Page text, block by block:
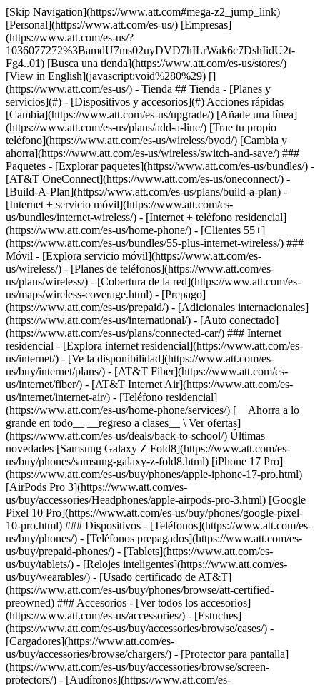
[Skip Navigation](https://www.att.com#mega-z2_jump_link) [Personal](https://www.att.com/es-us/) [Empresas](https://www.att.com/es-us/?1036077272%3BamdU7ms02uyDVD7hILrWak6c7DshIidU2t-Fg4..01) [Busca una tienda](https://www.att.com/es-us/stores/) [View in English](javascript:void%280%29) [](https://www.att.com/es-us/) - Tienda ## Tienda - [Planes y servicios](#) - [Dispositivos y accesorios](#) Acciones rápidas [Cambia](https://www.att.com/es-us/upgrade/) [Añade una línea](https://www.att.com/es-us/plans/add-a-line/) [Trae tu propio teléfono](https://www.att.com/es-us/wireless/byod/) [Cambia y ahorra](https://www.att.com/es-us/wireless/switch-and-save/) ### Paquetes - [Explorar paquetes](https://www.att.com/es-us/bundles/) - [AT&T OneConnect](https://www.att.com/es-us/oneconnect/) - [Build-A-Plan](https://www.att.com/es-us/plans/build-a-plan) - [Internet + servicio móvil](https://www.att.com/es-us/bundles/internet-wireless/) - [Internet + teléfono residencial](https://www.att.com/es-us/home-phone/) - [Clientes 55+](https://www.att.com/es-us/bundles/55-plus-internet-wireless/) ### Móvil - [Explora servicio móvil](https://www.att.com/es-us/wireless/) - [Planes de teléfonos](https://www.att.com/es-us/plans/wireless/) - [Cobertura de la red](https://www.att.com/es-us/maps/wireless-coverage.html) - [Prepago](https://www.att.com/es-us/prepaid/) - [Adicionales internacionales](https://www.att.com/es-us/international/) - [Auto conectado](https://www.att.com/es-us/plans/connected-car/) ### Internet residencial - [Explora internet residencial](https://www.att.com/es-us/internet/) - [Ve la disponibilidad](https://www.att.com/es-us/buy/internet/plans/) - [AT&T Fiber](https://www.att.com/es-us/internet/fiber/) - [AT&T Internet Air](https://www.att.com/es-us/internet/internet-air/) - [Teléfono residencial](https://www.att.com/es-us/home-phone/services/) [__Ahorra a lo grande en todo__ __regreso a clases__ \ Ver ofertas](https://www.att.com/es-us/deals/back-to-school/) Últimas novedades [Samsung Galaxy Z Fold8](https://www.att.com/es-us/buy/phones/samsung-galaxy-z-fold8.html) [iPhone 17 Pro](https://www.att.com/es-us/buy/phones/apple-iphone-17-pro.html) [AirPods Pro 3](https://www.att.com/es-us/buy/accessories/Headphones/apple-airpods-pro-3.html) [Google Pixel 10 Pro](https://www.att.com/es-us/buy/phones/google-pixel-10-pro.html) ### Dispositivos - [Teléfonos](https://www.att.com/es-us/buy/phones/) - [Teléfonos prepagados](https://www.att.com/es-us/buy/prepaid-phones/) - [Tablets](https://www.att.com/es-us/buy/tablets/) - [Relojes inteligentes](https://www.att.com/es-us/buy/wearables/) - [Usado certificado de AT&T](https://www.att.com/es-us/buy/phones/browse/att-certified-preowned) ### Accesorios - [Ver todos los accesorios](https://www.att.com/es-us/accessories/) - [Estuches](https://www.att.com/es-us/buy/accessories/browse/cases/) - [Cargadores](https://www.att.com/es-us/buy/accessories/browse/chargers/) - [Protector para pantalla](https://www.att.com/es-us/buy/accessories/browse/screen-protectors/) - [Audífonos](https://www.att.com/es-us/buy/accessories/browse/headphones/) ### Brands - [Apple](https://www.att.com/es-us/buy/phones/browse/apple/) - [Samsung](https://www.att.com/es-us/buy/phones/browse/samsung/) - [Motorola](https://www.att.com/es-us/buy/phones/browse/motorola/) - [Google](https://www.att.com/es-us/buy/phones/browse/google/) - [Meta](https://www.att.com/es-us/buy/accessories/browse/all/meta/) [__Obtén el nuevo Samsung Galaxy Z Fold8 por $0 con intercambio elegible__ \ Reserva](https://www.att.com/es-us/buy/phones/samsung-galaxy-z-fold8.html) - Ofertas ## Ofertas - [Nuevos y destacados](#) - [Descuentos para clientes](#) Destacados [Ve todas las ofertas](https://www.att.com/es-us/deals/) [Ofertas de servicio móvil](https://www.att.com/es-us/deals/cell-phone-deals/) [Ofertas de internet](https://www.att.com/es-us/deals/internet/) [Ofertas de intercambio](https://www.att.com/es-us/buy/phones/browse/tradeinoffer/) [Sin ofertas de intercambio](https://www.att.com/es-us/buy/phones/browse/nontradeinoffer/) ### Ofertas de tendencia - [Samsung Galaxy](https://www.att.com/es-us/buy/phones/browse/samsung_hasdeals_value_nontradeinoffer_tradeinoffer/) - [Apple iPhone](https://www.att.com/es-us/buy/phones/browse/apple_hasdeals_value_nontradeinoffer_tradeinoffer/) - [Menos de $50](https://www.att.com/es-us/buy/accessories/browse/all/price-range-25-50_price-range-5-25_5-and-under/) - [Ofertas de regreso a clases](https://www.att.com/es-us/deals/back-to-school/) ### Ofertas de dispositivos y accesorios - [Teléfonos](https://www.att.com/es-us/buy/phones/browse/hasdeals_value_nontradeinoffer_tradeinoffer/) - [Teléfonos prepagados](https://www.att.com/es-us/buy/prepaid-phones/browse/hasdeals/) - [Tablets](https://www.att.com/es-us/buy/tablets/browse/hasdeals_nontradeinoffer/) - [Relojes inteligentes](https://www.att.com/es-us/buy/wearables/browse/hasdeals_nontradeinoffer/) - [Ofertas de accesorios](https://www.att.com/es-us/buy/accessories/browse/all/deals/) ### Suscripciones - [AT&T OneConnect](https://www.att.com/es-us/oneconnect/) [__Cámbiate a AT&T y averigua cómo obtener hasta $800 por línea para terminar tu contrato__ \ Compra ahora](https://www.att.com/es-us/buy/phones/) ### Descuentos por ocupación - [Empleados de empresas](https://www.att.com/es-us/verification/signaturehub/#employment) - [Militares y veteranos](https://www.att.com/es-us/offers/discount-program/military-discount/) - [Maestros](https://www.att.com/es-us/offers/discount-program/teacher/) - [Enfermeros y médicos](https://www.att.com/es-us/verification/signaturehub/#medical) - [Personal de emergencias activo](https://www.att.com/es-us/firstnetandfamily/) ### Descuentos por afiliación - [Clientes 55+](https://www.att.com/es-us/verification/signaturehub/#age) - [Personal retirado del servicio de emergencia](https://www.att.com/es-us/offers/discount-program/retired-responders/) - [Trabajadores de sindicatos](https://www.att.com/es-us/offers/discount-program/union-discount/) - [Estudiantes](https://www.att.com/es-us/verification/signaturehub/#student) ### Ahorros para socios - [Descuento con tarjeta de crédito](https://www.att.com/es-us/?1036077272%3BamdU7ms02uyDVD7hIidU2t-FgOyvGkzT7uyJVm497PywgLdW2iYTVis9IZcUaO3.z1) - [Beneficios y más](https://andmorebenefits.att.com/root-discovery) [__Maestros: ahorra hasta $150 por línea y hasta un 20% en planes__ \ Obtén detalles](https://www.att.com/es-us/offers/discount-program/teacher/) - La diferencia de AT&T ## La diferencia de AT&T - [Nuestra ventaja competitiva](#) ### ¿Por qué elegirnos? - [Garantía AT&T](https://www.att.com/es-us/why-att/guarantee/) - [Por qué AT&T](https://www.att.com/es-us/why-att/) - [AT&T vs. T-Mobile y Verizon](https://www.att.com/es-us/wireless/switch-and-save/#compare-us) - [AT&T Fiber vs. Spectrum y Xfinity](https://www.att.com/es-us/internet/fiber/#compare-us) - [Prueba AT&T gratis](https://www.att.com/es-us/wireless/free-trial/) - [Cambia y ahorra](https://www.att.com/es-us/wireless/switch-and-save/) ### Cobertura excepcional - [Mapa de cobertura 5G](https://www.att.com/es-us/maps/wireless-coverage.html) - [Mapa de cobertura de fibra óptica](https://www.att.com/es-us/internet/fiber/coverage-map/) [__La mejor garantía de Estados Unidos__ \ Obtén detalles](https://www.att.com/es-us/why-att/guarantee/) - Ayuda ## Ayuda - [Factura y cuenta](#) - [Móvil](#) - [Internet](#) Acciones rápidas [Ve toda la ayuda](https://www.att.com/es-us/support/) [Ver mi cuenta](https://www.att.com/es-us/acctmgmt/overview) [Centro de pagos](https://www.att.com/es-us/acctmgmt/mypaymentcenter) [Centro de facturación](https://www.att.com/es-us/acctmgmt/billing/mybillingcenter) ### Factura y pagos - [Comprende tu factura](https://www.att.com/es-us/support/my-account/understand-your-bill/) - [Averigua por qué tu factura cambió](https://www.att.com/es-us/support/article/my-account/KM1051879/) - [Configura y administra AutoPay](https://www.att.com/es-us/acctmgmt/mypaymentcenter?intent=MANAGEAUTOPAY) - [Ve las cuotas de los dispositivos](https://www.att.com/es-us/acctmgmt/payment/installmentplandetails) - [Pagar sin iniciar sesión](https://www.att.com/es-us/acctmgmt/fastpmt/fastpay) ### Cuenta - [Cambiar o restablecer contraseña](https://www.att.com/es-us/support/article/my-account/KM1008941/) - [Añade o elimina cuentas](https://www.att.com/es-us/support/article/my-account/KM1008925/) - [Traslada el servicio de internet](https://www.att.com/es-us/help/moving/) - [Ve tus pedidos y reclamaciones](https://www.att.com/es-us/orders/history) - [Más ayuda con la cuenta](https://www.att.com/es-us/support/my-account/) [__La mejor garantía de Estados Unidos__ \ Obtén detalles](https://www.att.com/es-us/why-att/guarantee/) Acciones rápidas [Administrar mi servicio móvil](https://www.att.com/es-us/acctmgmt/mywireless) [Rastrear mi pedido](https://www.att.com/es-us/orders/history) [Añade AT&T International Day Pass](https://www.att.com/es-us/acctmgmt/signin?intent=DEEPLINK&soc=IRRLHDF&level=CAT&source=ILC242589969&wtExtndSource=Megamenu) ### Mi dispositivo - [Verificar mi uso](https://www.att.com/es-us/acctmgmt/usage/mysummary) - [Administra complementos](https://www.att.com/es-us/acctmgmt/wireless/manage-addon) - [Cambiar mi plan](https://www.att.com/es-us/acctmgmt/mywireless/manageplan/) - [Añade una línea](https://www.att.com/es-us/buy/postpaid/?wlsfi=AL) - [Consultar los requisitos de cambio](https://www.att.com/es-us/buy/postpaid/?wlsfi=up) - [Activa un dispositivo móvil](https://www.att.com/es-us/